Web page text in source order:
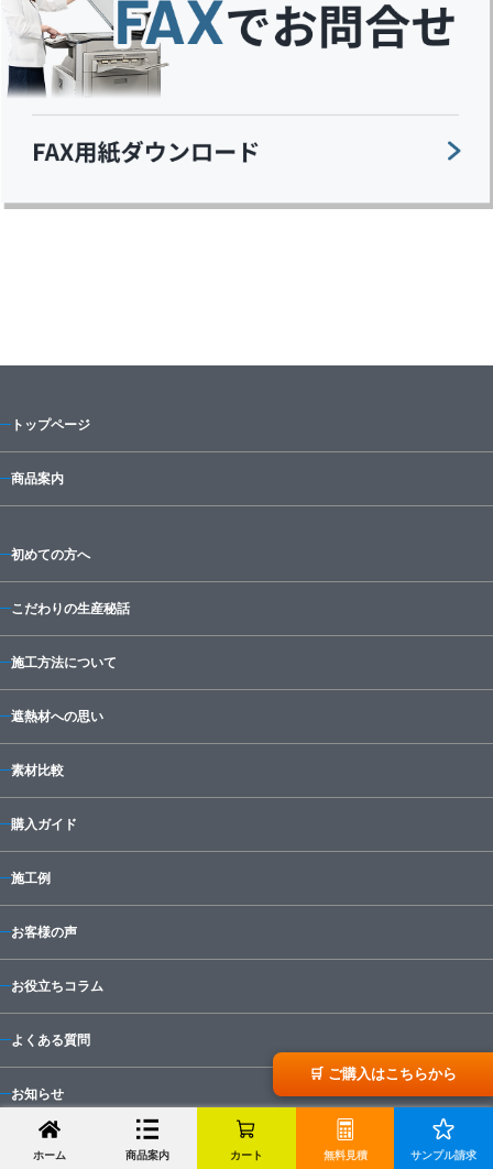
トップページ
商品案内
初めての方へ
こだわりの生産秘話
施工方法について
遮熱材への思い
素材比較
購入ガイド
施工例
お客様の声
お役立ちコラム
よくある質問
お知らせ
会社概要
ホーム 商品案内 カート 無料見積 サンプル請求
🛒 ご購入はこちらから